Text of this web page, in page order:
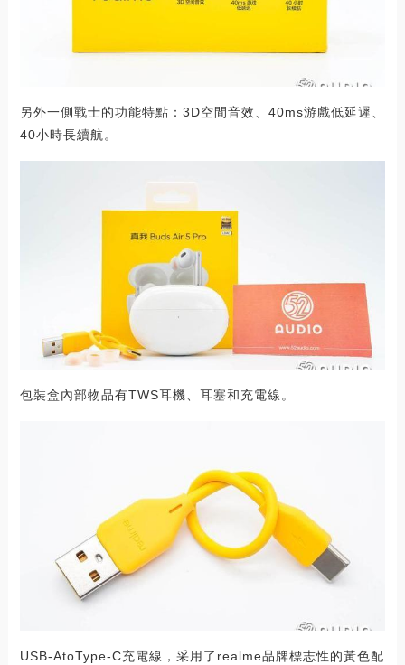
另外一側戰士的功能特點：3D空間音效、40ms游戲低延遲、
40小時長續航。
包裝盒內部物品有TWS耳機、耳塞和充電線。
USB-AtoType-C充電線，采用了realme品牌標志性的黃色配